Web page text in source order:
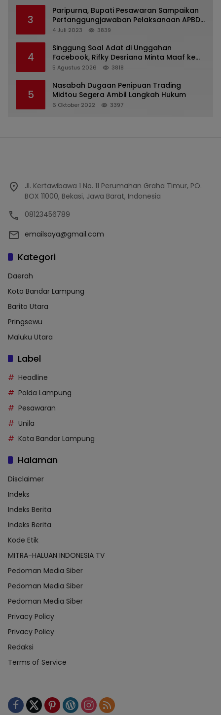
3
Paripurna, Bupati Pesawaran Sampaikan
Pertanggungjawaban Pelaksanaan APBD
2022
4 Juli 2023 3839
4
Singgung Soal Adat di Unggahan
Facebook, Rifky Desriana Minta Maaf ke
PDA dan Bupati Kubar
5 Agustus 2026 3818
5
Nasabah Dugaan Penipuan Trading
Midtou Segera Ambil Langkah Hukum
6 Oktober 2022 3397
Jl. Kertawibawa 1 No. 11 Perumahan Graha Timur, PO.
BOX 11000, Bekasi, Jawa Barat, Indonesia
08123456789
emailsaya@gmail.com
Kategori
Daerah
Kota Bandar Lampung
Barito Utara
Pringsewu
Maluku Utara
Label
Headline
Polda Lampung
Pesawaran
Unila
Kota Bandar Lampung
Halaman
Disclaimer
Indeks
Indeks Berita
Indeks Berita
Kode Etik
MITRA-HALUAN INDONESIA TV
Pedoman Media Siber
Pedoman Media Siber
Pedoman Media Siber
Privacy Policy
Privacy Policy
Redaksi
Terms of Service